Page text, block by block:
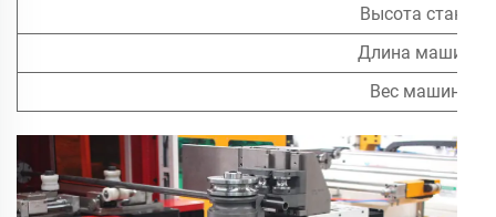
Высота станка
Длина машины
Вес машины